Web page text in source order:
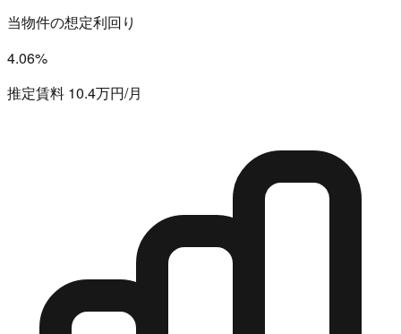
当物件の想定利回り
4.06%
推定賃料 10.4万円/月